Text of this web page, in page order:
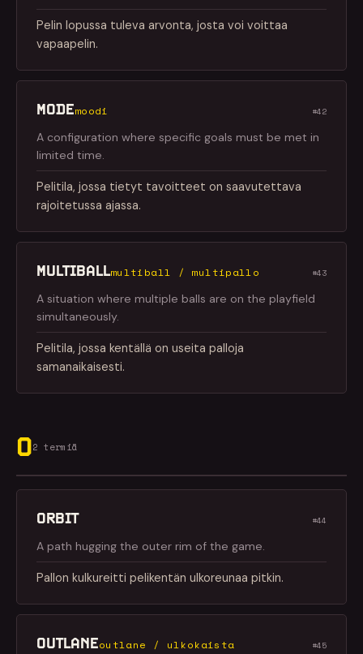
Pelin lopussa tuleva arvonta, josta voi voittaa
vapaapelin.
MODEmoodi #42
A configuration where specific goals must be met in
limited time.
Pelitila, jossa tietyt tavoitteet on saavutettava
rajoitetussa ajassa.
MULTIBALLmultiball / multipallo #43
A situation where multiple balls are on the playfield
simultaneously.
Pelitila, jossa kentällä on useita palloja
samanaikaisesti.
O2 termiä
ORBIT #44
A path hugging the outer rim of the game.
Pallon kulkureitti pelikentän ulkoreunaa pitkin.
OUTLANEoutlane / ulkokaista #45